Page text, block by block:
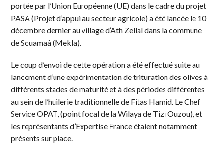
portée par l’Union Européenne (UE) dans le cadre du projet
PASA (Projet d’appui au secteur agricole) a été lancée le 10
décembre dernier au village d’Ath Zellal dans la commune
de Souamaâ (Mekla).
Le coup d’envoi de cette opération a été effectué suite au
lancement d’une expérimentation de trituration des olives à
différents stades de maturité et à des périodes différentes
au sein de l’huilerie traditionnelle de Fitas Hamid. Le Chef
Service OPAT, (point focal de la Wilaya de Tizi Ouzou), et
les représentants d’Expertise France étaient notamment
présents sur place.